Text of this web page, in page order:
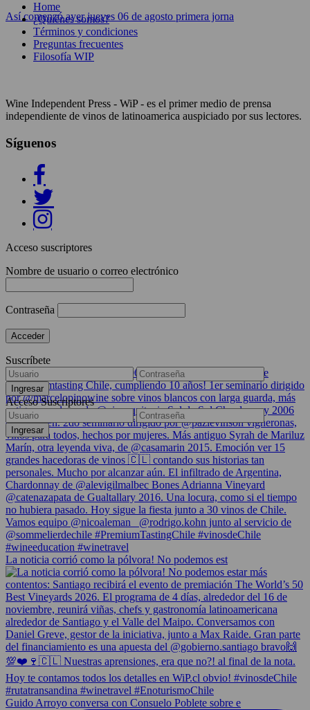
Así comenzó ayer jueves 06 de agosto primera jorna
La noticia corrió como la pólvora! No podemos est
Guido Arroyo conversa con Consuelo Poblete sobre e
Home
¿Quiénes somos?
Términos y condiciones
Preguntas frecuentes
Filosofía WIP
Wine Independent Press - WiP - es el primer medio de prensa
independiente de vinos de latinoamerica auspiciado por sus lectores.
Síguenos
Acceso suscriptores
Nombre de usuario o correo electrónico
Contraseña
Suscríbete
Acceso Suscriptores